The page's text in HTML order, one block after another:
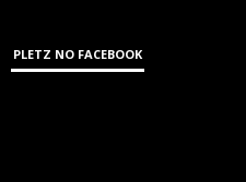
PLETZ NO FACEBOOK